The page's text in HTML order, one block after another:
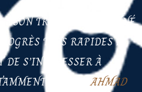
SON TRAVAIL PASSIONNÉ
TRÈS RAPIDES ET
S’INTÉRESSER À
CELUI D
’AHMAD